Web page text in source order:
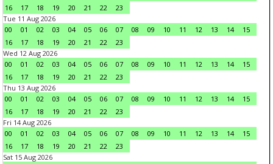
16
17 18 19 20 21 22
23
Tue 11 Aug 2026
00
01 02 03 04 05 06 07 08 09 10 11 12 13 14
15
16
17 18 19 20 21 22
23
Wed 12 Aug 2026
00
01 02 03 04 05 06 07 08 09 10 11 12 13 14
15
16
17 18 19 20 21 22
23
Thu 13 Aug 2026
00
01 02 03 04 05 06 07 08 09 10 11 12 13 14
15
16
17 18 19 20 21 22
23
Fri 14 Aug 2026
00
01 02 03 04 05 06 07 08 09 10 11 12 13 14
15
16
17 18 19 20 21 22
23
Sat 15 Aug 2026